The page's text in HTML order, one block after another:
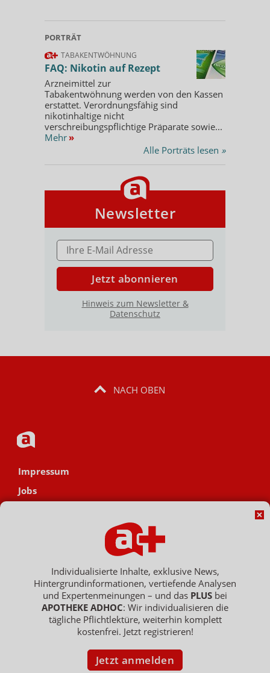
PORTRÄT
TABAKENTWÖHNUNG
FAQ: Nikotin auf Rezept
Arzneimittel zur
Tabakentwöhnung werden von den Kassen
erstattet. Verordnungsfähig sind
nikotinhaltige nicht
verschreibungspflichtige Präparate sowie...
Mehr »
Alle Porträts lesen »
Newsletter
E-MAIL ADRESSE
Jetzt abonnieren
Hinweis zum Newsletter &
Datenschutz
NACH OBEN
Impressum
Jobs
Hinweisgebersystem
Vertrag widerrufen
Copyright © 2007 - 2026 , APOTHEKE ADHOC ist ein Dienst der ELPATO
Geschäftsführer: Patrick Hollstein, Thomas Bellartz / Amtsgericht Berlin
Charlottenburg / HRB 204 379 B
Individualisierte Inhalte, exklusive News,
Hintergrundinformationen, vertiefende Analysen
und Expertenmeinungen – und das PLUS bei
APOTHEKE ADHOC: Wir individualisieren die
tägliche Pflichtlektüre, weiterhin komplett
kostenfrei. Jetzt registrieren!
Jetzt anmelden